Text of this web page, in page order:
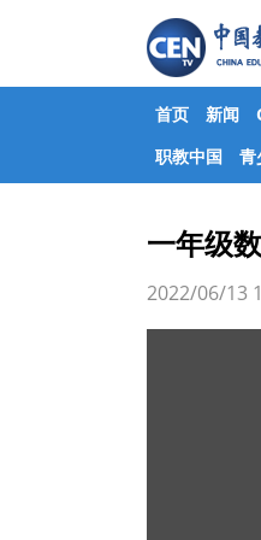
首页 新闻
职教中国
青
一年级
2022/06/13